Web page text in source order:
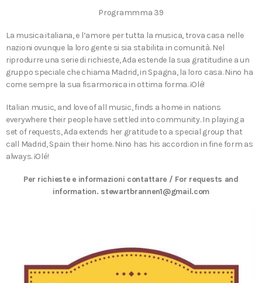
Programmma 39
La musica italiana, e l’amore per tutta la musica, trova casa nelle
nazioni ovunque la loro gente si sia stabilita in comunità. Nel
riprodurre una serie di richieste, Ada estende la sua gratitudine a un
gruppo speciale che chiama Madrid, in Spagna, la loro casa. Nino ha
come sempre la sua fisarmonica in ottima forma. ¡Olé!
Italian music, and love of all music, finds a home in nations
everywhere their people have settled into community. In playing a
set of requests, Ada extends her gratitude to a special group that
call Madrid, Spain their home. Nino has his accordion in fine form as
always. ¡Olé!
Per richieste e informazioni contattare / For requests and
information. stewartbrannen1@gmail.com